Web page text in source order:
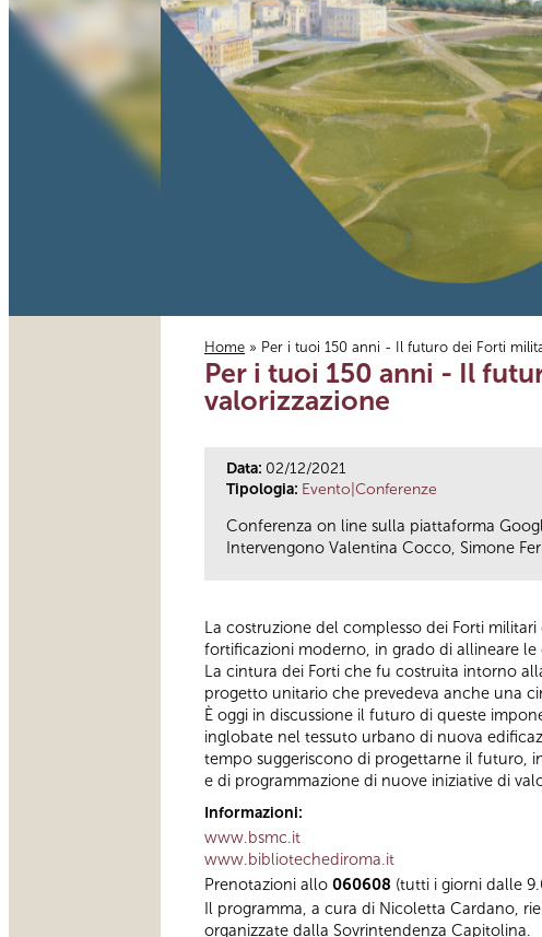
Tu sei qui
Home » Per i tuoi 150 anni - Il futuro dei Forti
Per i tuoi 150 anni - Il
valorizzazione
Data: 02/12/2021
Tipologia: Evento|Conferenze
Conferenza on line sulla piattaforma
Intervengono Valentina Cocco, Simone
La costruzione del complesso dei Forti
fortificazioni moderno, in grado di allineare
La cintura dei Forti che fu costruita intorno
progetto unitario che prevedeva anche una
È oggi in discussione il futuro di queste
inglobate nel tessuto urbano di nuova
tempo suggeriscono di progettarne il futuro,
e di programmazione di nuove iniziative di
Informazioni:
www.bsmc.it
www.bibliotechediroma.it
Prenotazioni allo 060608 (tutti i giorni dalle
Il programma, a cura di Nicoletta Cardano,
organizzate dalla Sovrintendenza Capitolina.